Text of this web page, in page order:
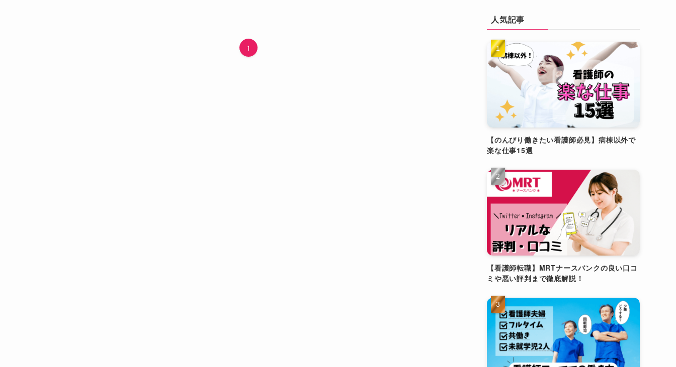
1
人気記事
【のんびり働きたい看護師必見】病棟以外で
楽な仕事15選
【看護師転職】MRTナースバンクの良い口コ
ミや悪い評判まで徹底解説！